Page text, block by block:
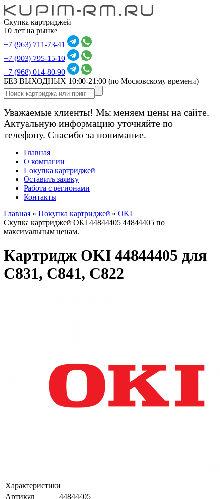
Скупка картриджей
10 лет на рынке
+7 (963) 711-73-41
+7 (903) 795-15-10
+7 (968) 014-80-90
БЕЗ ВЫХОДНЫХ 10:00-21:00 (по Московскому времени)
Уважаемые клиенты! Мы меняем цены на сайте.
Актуальную информацию уточняйте по
телефону. Спасибо за понимание.
Главная
О компании
Покупка картриджей
Оставить заявку
Работа с регионами
Контакты
Главная » Покупка картриджей » OKI
Скупка картриджей OKI 44844405 44844405 по
максимальным ценам.
Картридж OKI 44844405 для
C831, C841, C822
Характеристики
Артикул
44844405